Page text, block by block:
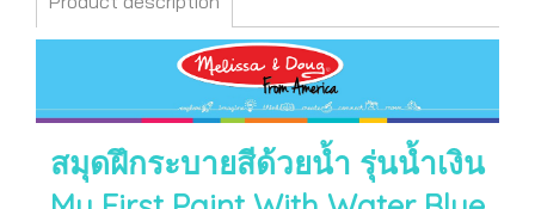
สมุดฝึกระบายสีด้วยน้ำ รุ่นน้ำเงิน